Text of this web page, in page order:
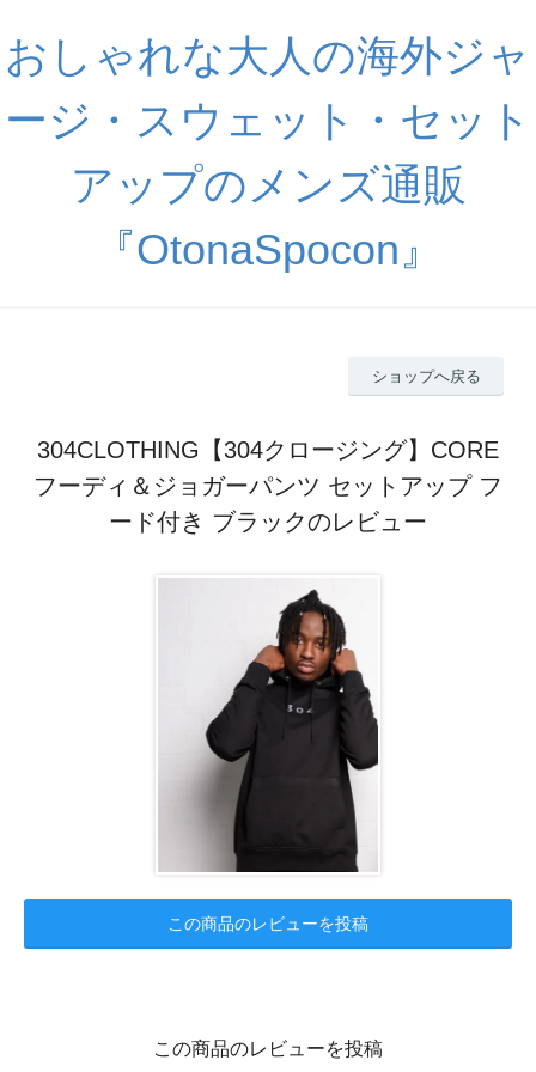
おしゃれな大人の海外ジャ
ージ・スウェット・セット
アップのメンズ通販
『OtonaSpocon』
ショップへ戻る
304CLOTHING【304クロージング】CORE
フーディ＆ジョガーパンツ セットアップ フ
ード付き ブラックのレビュー
この商品のレビューを投稿
この商品のレビューを投稿